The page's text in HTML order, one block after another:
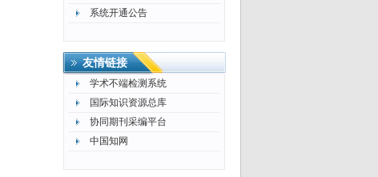
系统开通公告
友情链接
学术不端检测系统
国际知识资源总库
协同期刊采编平台
中国知网